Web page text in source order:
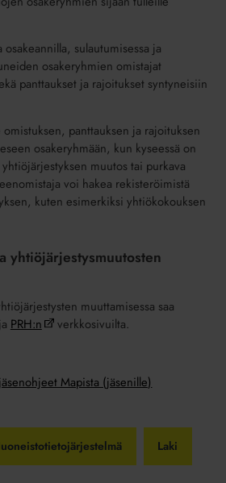
sulautumisessa ja
osakeryhmien omistajat
panttaukset ja rajoitukset syntyneisiin
panttauksen ja rajoituksen
osakeryhmään, kun kyseessä on
muutos tai purkava
voi hakea rekisteröimistä
kuten esimerkiksi yhtiökokouksen
yhtiöjärjestysmuutosten
muuttamisessa saa
PRH:n
verkkosivuilta.
Mapista (jäsenille)
Laki